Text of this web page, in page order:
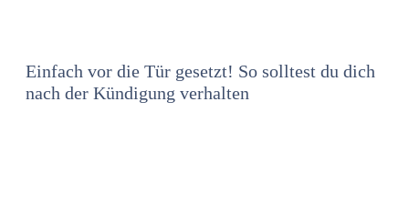
Einfach vor die Tür gesetzt! So solltest du dich
nach der Kündigung verhalten